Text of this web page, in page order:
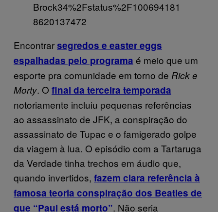
Brock34%2Fstatus%2F100694181
8620137472
Encontrarsegredos e easter eggs
espalhadas pelo programa é meio que um
esporte pra comunidade em torno de Rick e
Morty. O final da terceira temporada
notoriamente incluiu pequenas referências
ao assassinato de JFK, a conspiração do
assassinato de Tupac e o famigerado golpe
da viagem à lua. O episódio com a Tartaruga
da Verdade tinha trechos em áudio que,
quando invertidos, fazem clara referência à
famosa teoria conspiração dos Beatles de
que “Paul está morto”. Não seria